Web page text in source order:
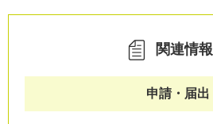
関連情報
申請・届出